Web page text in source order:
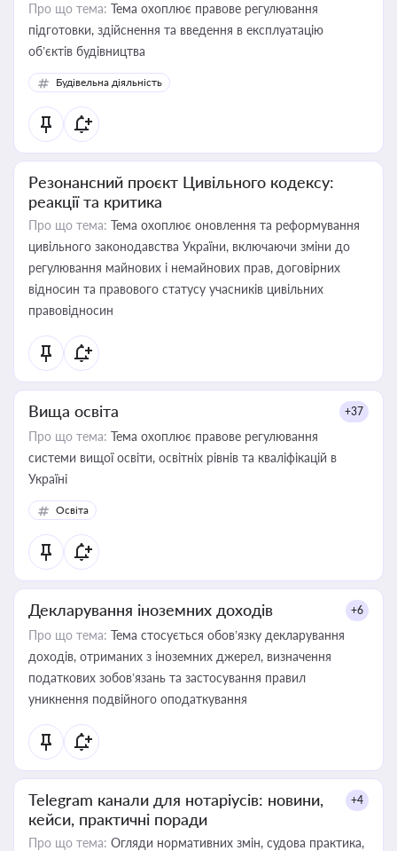
Про що тема: Тема охоплює правове регулювання
підготовки, здійснення та введення в експлуатацію
об’єктів будівництва
Будівельна діяльність
Резонансний проєкт Цивільного кодексу:
реакції та критика
Про що тема: Тема охоплює оновлення та реформування
цивільного законодавства України, включаючи зміни до
регулювання майнових і немайнових прав, договірних
відносин та правового статусу учасників цивільних
правовідносин
Вища освіта +37
Про що тема: Тема охоплює правове регулювання
системи вищої освіти, освітніх рівнів та кваліфікацій в
Україні
Освіта
Декларування іноземних доходів +6
Про що тема: Тема стосується обов’язку декларування
доходів, отриманих з іноземних джерел, визначення
податкових зобов’язань та застосування правил
уникнення подвійного оподаткування
Telegram канали для нотаріусів: новини,
кейси, практичні поради
+4
Про що тема: Огляди нормативних змін, судова практика,